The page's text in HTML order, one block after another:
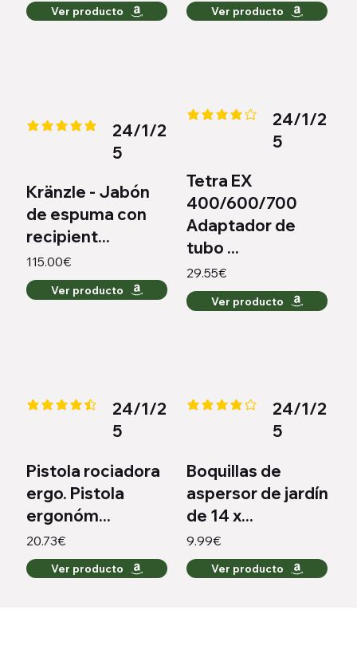
Ver producto Ver producto
la calificación promedio es 5 de 5
24/1/2
5
Kränzle - Jabón
de espuma con
recipient...
115.00€
Ver producto
la calificación promedio es 4.2
24/1/2
5
Tetra EX
400/600/700
Adaptador de
tubo ...
29.55€
Ver producto
la calificación promedio es 4.4 de 5
24/1/2
5
Pistola rociadora
ergo. Pistola
ergonóm...
20.73€
Ver producto
la calificación promedio es 3.8
24/1/2
5
Boquillas de
aspersor de jardín
de 14 x...
9.99€
Ver producto